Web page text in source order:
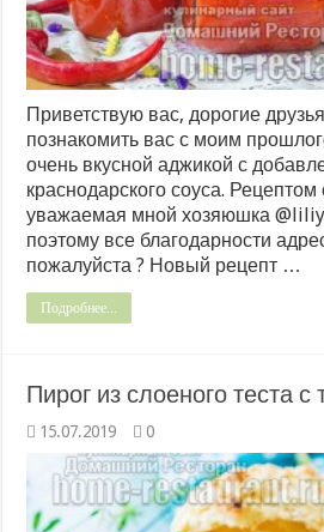
Приветствую вас, дорогие
познакомить вас с моим
очень вкусной аджикой с
краснодарского соуса.
уважаемая мной хозяюшка
поэтому все благодарности
пожалуйста ? Новый рецепт …
Подробнее...
Пирог из слоеного теста с
15.07.2019 0